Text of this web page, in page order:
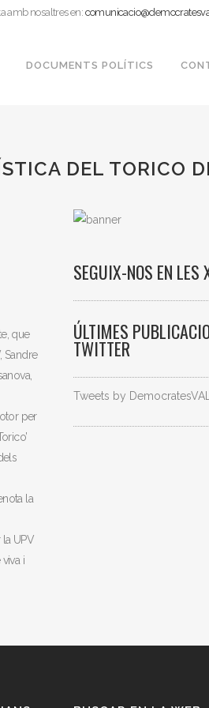
amb nosaltres en:
DOCUMENTS POLÍTICS
DEL TORICO
que
Sandre
per
la
UPV
i
SEGUIX-NOS EN LES
ÚLTIMES
TWITTER
Tweets by